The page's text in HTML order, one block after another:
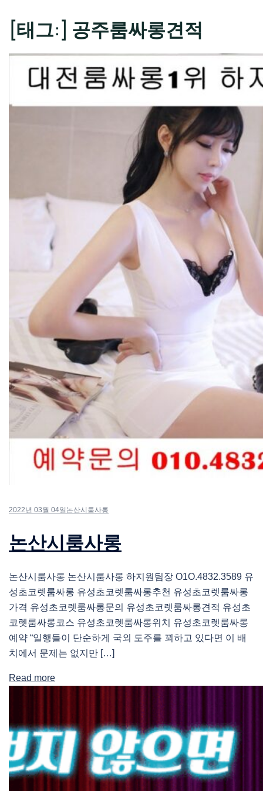
[태그:] 공주룸싸롱견적
2022년 03월 04일 논산시룸사롱
논산시룸사롱
논산시룸사롱 논산시룸사롱 하지원팀장 O1O.4832.3589 유
성초코렛룸싸롱 유성초코렛룸싸롱추천 유성초코렛룸싸롱
가격 유성초코렛룸싸롱문의 유성초코렛룸싸롱견적 유성초
코렛룸싸롱코스 유성초코렛룸싸롱위치 유성초코렛룸싸롱
예약 “일행들이 단순하게 국외 도주를 꾀하고 있다면 이 배
치에서 문제는 없지만 […]
Read more